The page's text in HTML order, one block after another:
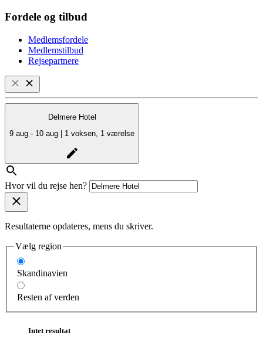
Fordele og tilbud
Medlemsfordele
Medlemstilbud
Rejsepartnere
Delmere Hotel
9 aug - 10 aug | 1 voksen, 1 værelse
Hvor vil du rejse hen?
Resultaterne opdateres, mens du skriver.
Vælg region
Skandinavien
Resten af verden
Intet resultat